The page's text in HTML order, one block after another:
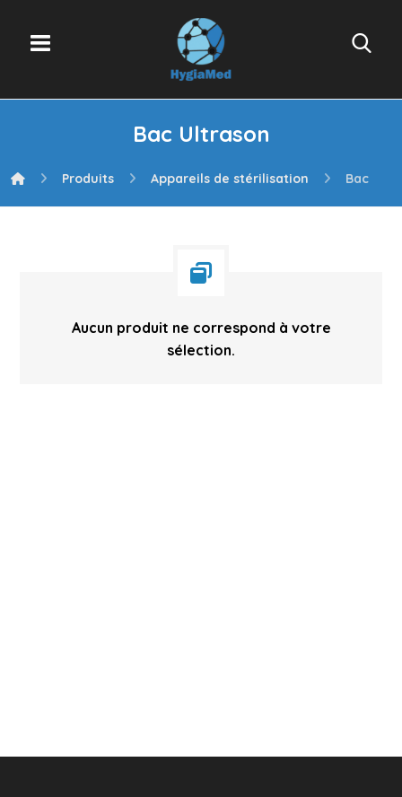
Bac Ultrason
Produits Appareils de stérilisation Bac
Aucun produit ne correspond à votre
sélection.